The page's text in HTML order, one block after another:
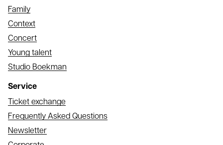
Family
Context
Concert
Young talent
Studio Boekman
Service
Ticket exchange
Frequently Asked Questions
Newsletter